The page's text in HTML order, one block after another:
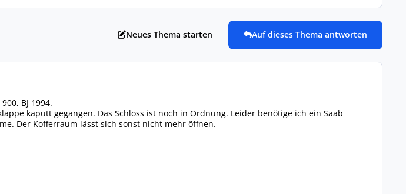
Neues Thema starten Auf dieses Thema antworten
BJ 1994.
kaputt gegangen. Das Schloss ist noch in Ordnung. Leider benötige ich ein Saab
Der Kofferraum lässt sich sonst nicht mehr öffnen.